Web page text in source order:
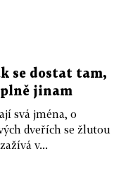
se dostat tam,
jinam
svá jména, o
dveřích se žlutou
v...